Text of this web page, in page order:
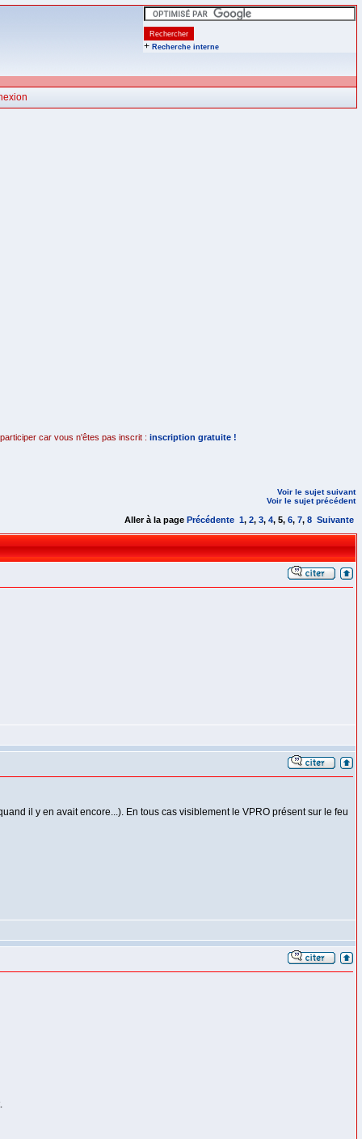
+ Recherche interne
car vous n'êtes pas inscrit : inscription gratuite !
Voir le sujet suivant
Voir le sujet précédent
Aller à la page Précédente 1, 2, 3, 4, 5, 6, 7, 8 Suivante
il y en avait encore...). En tous cas visiblement le VPRO présent sur le feu